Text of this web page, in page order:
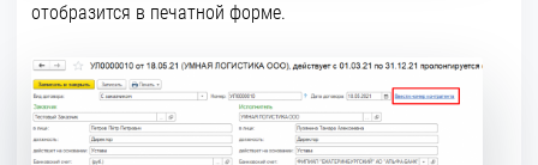
отобразится в печатной форме.